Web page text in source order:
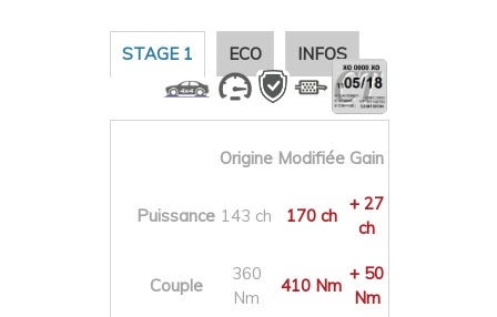
STAGE 1 ECO INFOS
Origine Modifiée Gain
Puissance 143 ch 170 ch
+ 27
ch
Couple
360
Nm
410 Nm
+ 50
Nm